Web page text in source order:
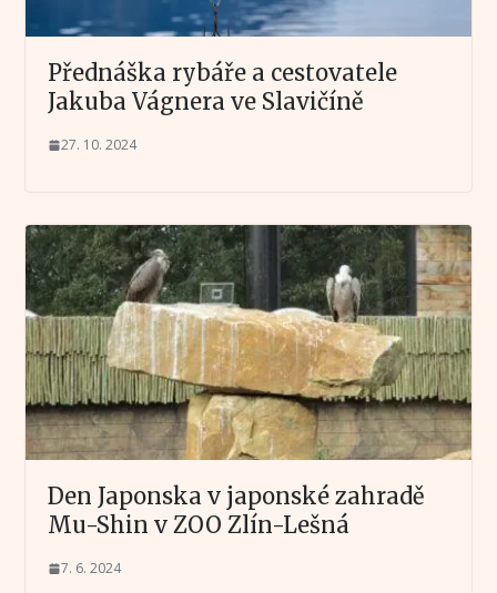
Přednáška rybáře a cestovatele
Jakuba Vágnera ve Slavičíně
27. 10. 2024
Den Japonska v japonské zahradě
Mu-Shin v ZOO Zlín-Lešná
7. 6. 2024